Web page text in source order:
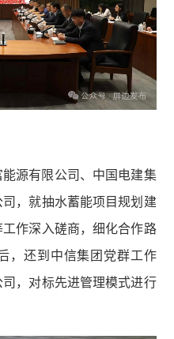
源有限公司、中国电建集
，就抽水蓄能项目规划建
作深入磋商，细化合作路
，还到中信集团党群工作
，对标先进管理模式进行